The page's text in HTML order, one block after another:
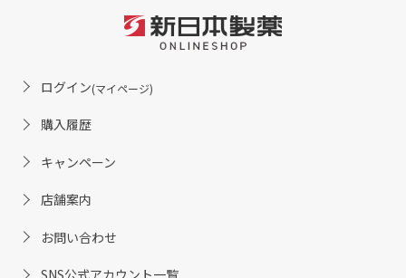
ログイン(マイページ)
購入履歴
キャンペーン
店舗案内
お問い合わせ